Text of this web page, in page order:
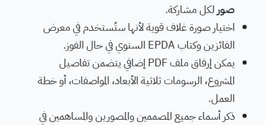
صور لكل مشاركة.
اختيار صورة غلاف قوية لأنها ستُستخدم في معرض
الفائزين وكتاب EPDA السنوي في حال الفوز.
يمكن إرفاق ملف PDF إضافي يتضمن تفاصيل
المشروع، الرسومات ثلاثية الأبعاد، المواصفات، أو خطة
العمل.
ذكر أسماء جميع المصممين والمصورين والمساهمين في